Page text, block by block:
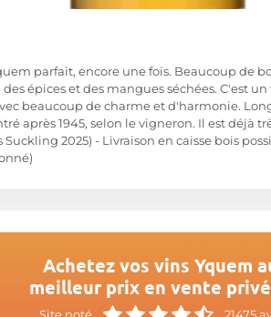
parfait, encore une fois. Beaucoup de
des épices et des mangues séchées. C'est
beaucoup de charme et d'harmonie.
après 1945, selon le vigneron. Il est déjà
Suckling 2025) - Livraison en caisse bois
Achetez vos vins Yquem
meilleur prix en vente
Site noté 21475